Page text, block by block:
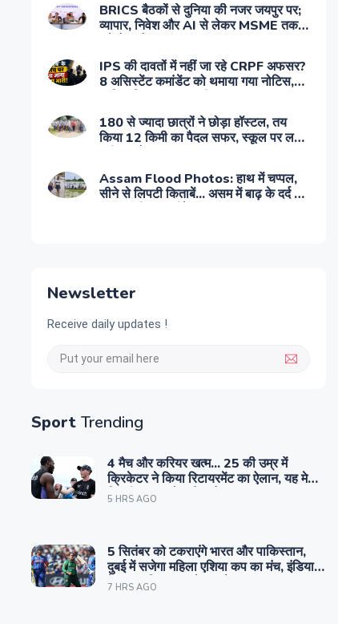
BRICS बैठकों से दुनिया की नजर जयपुर पर;
व्यापार, निवेश और AI से लेकर MSME तक
IPS की दावतों में नहीं जा रहे CRPF अफसर?
8 असिस्‍टेंट कमांडेंट को थमाया गया नोटिस,
180 से ज्यादा छात्रों ने छोड़ा हॉस्टल, तय
किया 12 किमी का पैदल सफर, स्कूल पर लगाए
Assam Flood Photos: हाथ में चप्पल,
सीने से लिपटी किताबें... असम में बाढ़ के दर्द को
Newsletter
Receive daily updates !
Sport Trending
4 मैच और करियर खत्म... 25 की उम्र में
क्रिकेटर ने किया रिटायरमेंट का ऐलान, यह मेरी
जिंदगी का सबसे कठिन फैसला
5 HRS AGO
5 सितंबर को टकराएंगे भारत और पाकिस्तान,
दुबई में सजेगा महिला एशिया कप का मंच, इंडिया
के पास इतिहास रचने का मौका
7 HRS AGO